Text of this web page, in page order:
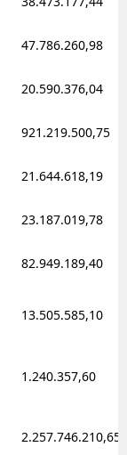
47.786.260,98
20.590.376,04
921.219.500,75
21.644.618,19
23.187.019,78
82.949.189,40
13.505.585,10
1.240.357,60
2.257.746.210,65